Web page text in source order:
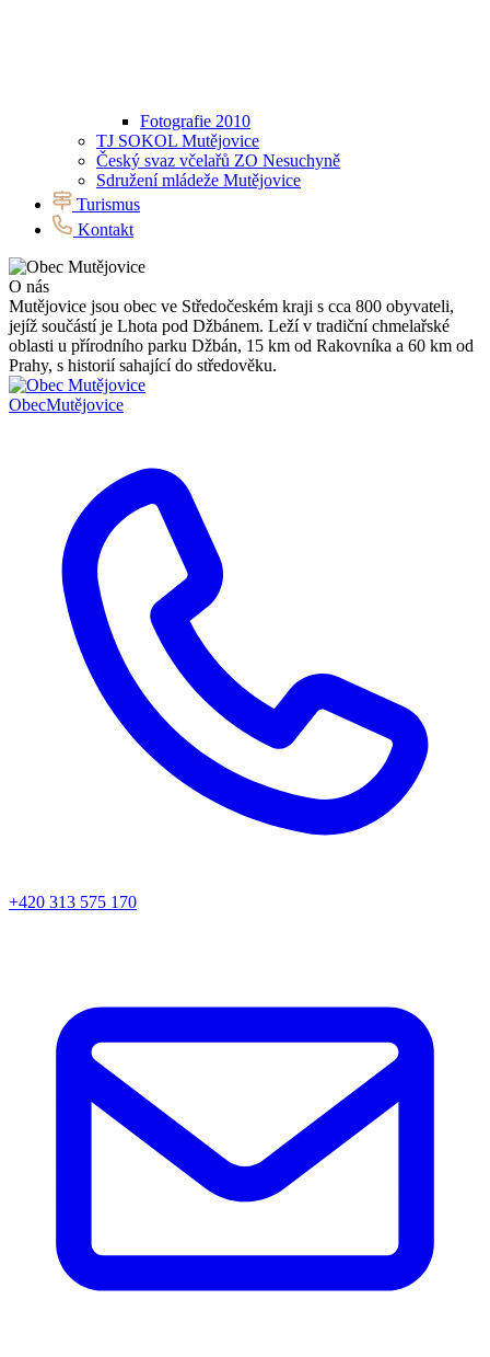
Fotografie 2010
TJ SOKOL Mutějovice
Český svaz včelařů ZO Nesuchyně
Sdružení mládeže Mutějovice
Turismus
Kontakt
O nás
Mutějovice jsou obec ve Středočeském kraji s cca 800 obyvateli,
jejíž součástí je Lhota pod Džbánem. Leží v tradiční chmelařské
oblasti u přírodního parku Džbán, 15 km od Rakovníka a 60 km od
Prahy, s historií sahající do středověku.
ObecMutějovice
+420 313 575 170